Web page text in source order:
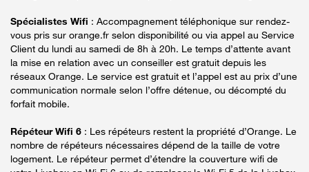
Spécialistes Wifi : Accompagnement téléphonique sur rendez-
vous pris sur orange.fr selon disponibilité ou via appel au Service
Client du lundi au samedi de 8h à 20h. Le temps d’attente avant
la mise en relation avec un conseiller est gratuit depuis les
réseaux Orange. Le service est gratuit et l’appel est au prix d’une
communication normale selon l’offre détenue, ou décompté du
forfait mobile.
Répéteur Wifi 6 : Les répéteurs restent la propriété d’Orange. Le
nombre de répéteurs nécessaires dépend de la taille de votre
logement. Le répéteur permet d’étendre la couverture wifi de